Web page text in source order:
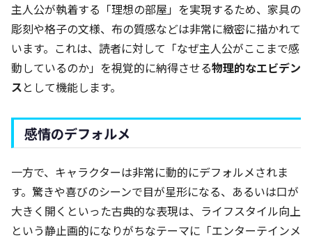
主人公が執着する「理想の部屋」を実現するため、家具の
彫刻や格子の文様、布の質感などは非常に緻密に描かれて
います。これは、読者に対して「なぜ主人公がここまで感
動しているのか」を視覚的に納得させる物理的なエビデン
スとして機能します。
感情のデフォルメ
一方で、キャラクターは非常に動的にデフォルメされま
す。驚きや喜びのシーンで目が星形になる、あるいは口が
大きく開くといった古典的な表現は、ライフスタイル向上
という静止画的になりがちなテーマに「エンターテインメ